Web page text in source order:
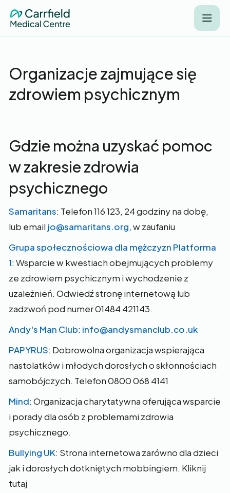
Organizacje zajmujące się
zdrowiem psychicznym
Gdzie można uzyskać pomoc
w zakresie zdrowia
psychicznego
Samaritans: Telefon 116 123, 24 godziny na dobę,
lub email jo@samaritans.org,w zaufaniu
Grupa społecznościowa dla mężczyzn Platforma
1: Wsparcie w kwestiach obejmujących problemy
ze zdrowiem psychicznym i wychodzenie z
uzależnień. Odwiedź stronę internetową lub
zadzwoń pod numer 01484 421143.
Andy's Man Club: info@andysmanclub.co.uk
PAPYRUS: Dobrowolna organizacja wspierająca
nastolatków i młodych dorosłych o skłonnościach
samobójczych. Telefon 0800 068 4141
Mind: Organizacja charytatywna oferująca wsparcie
i porady dla osób z problemami zdrowia
psychicznego.
Bullying UK: Strona internetowa zarówno dla dzieci
jak i dorosłych dotkniętych mobbingiem. Kliknij
tutaj